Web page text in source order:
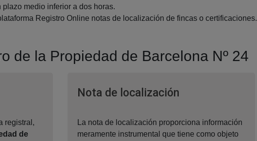
medio inferior a dos horas.
Registro Online notas de localización de fincas o certificaciones.
de la Propiedad de Barcelona Nº 24
registral,
de
Nota de localizaciónVentana nueva
La nota de localización proporciona información
meramente instrumental que tiene como objeto